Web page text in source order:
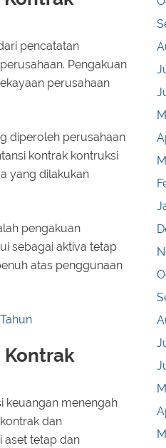
pencatatan
Pengakuan
perusahaan
diperoleh perusahaan
kontrak kontruksi
yang dilakukan
pengakuan
sebagai aktiva tetap
atas penggunaan
Kontrak
keuangan menengah
dan
aset tetap dan